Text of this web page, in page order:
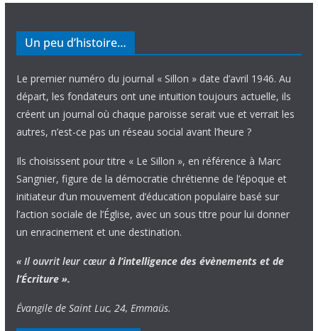
Un peu d’histoire…
Le premier numéro du journal « Sillon » date d’avril 1946. Au
départ, les fondateurs ont une intuition toujours actuelle, ils
créent un journal où chaque paroisse serait vue et verrait les
autres, n’est-ce pas un réseau social avant l’heure ?
Ils choisissent pour titre « Le Sillon », en référence à Marc
Sangnier, figure de la démocratie chrétienne de l’époque et
initiateur d’un mouvement d’éducation populaire basé sur
l’action sociale de l’Église, avec un sous titre pour lui donner
un enracinement et une destination.
« Il ouvrit leur cœur à l’intelligence des évènements et de
l’Écriture ».
Évangile de Saint Luc, 24, Emmaüs.